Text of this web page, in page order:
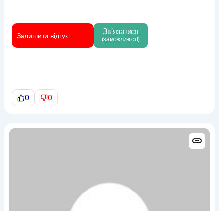
Залишити відгук Зв`язатися
(за можливості)
0 0